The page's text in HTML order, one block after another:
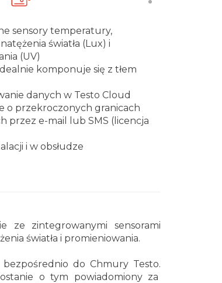
sensory temperatury,
światła (Lux) i
(UV)
komponuje się z tłem
danych w Testo Cloud
o przekroczonych granicach
przez e-mail lub SMS (licencja
i w obsłudze
ze zintegrowanymi sensorami
światła i promieniowania.
bezpośrednio do Chmury Testo.
o tym powiadomiony za